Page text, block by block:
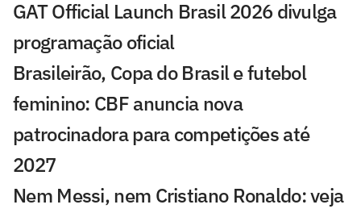
GAT Official Launch Brasil 2026 divulga
programação oficial
Brasileirão, Copa do Brasil e futebol
feminino: CBF anuncia nova
patrocinadora para competições até
2027
Nem Messi, nem Cristiano Ronaldo: veja